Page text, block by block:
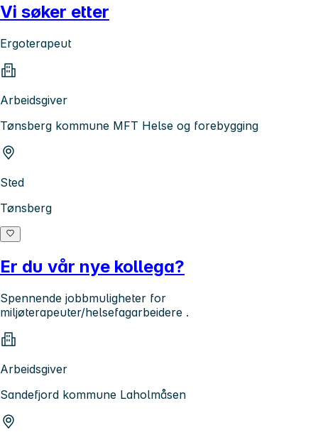
Vi søker etter
Ergoterapeut
Arbeidsgiver
Tønsberg kommune MFT Helse og forebygging
Sted
Tønsberg
Er du vår nye kollega?
Spennende jobbmuligheter for
miljøterapeuter/helsefagarbeidere .
Arbeidsgiver
Sandefjord kommune Laholmåsen